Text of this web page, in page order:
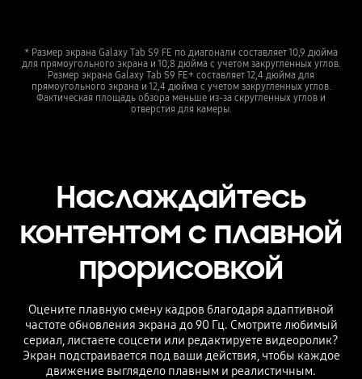
* Размер экрана Galaxy Tab S9 FE по диагонали составляет 10,9 дюйма
для прямоугольного экрана и 10,8 дюйма с учетом закругленных углов.
Размер экрана Galaxy Tab S9 FE+ составляет 12,4 дюйма для
прямоугольного экрана и 12,4 дюйма с учетом закругленных углов.
Фактическая площадь обзора меньше из-за скругленных углов и
отверстия для камеры.
Наслаждайтесь
контентом с плавной
прорисовкой
Оцените плавную смену кадров благодаря адаптивной
частоте обновления экрана до 90 Гц. Смотрите любимый
сериал, листаете соцсети или редактируете видеоролик?
Экран подстраивается под ваши действия, чтобы каждое
движение выглядело плавным и реалистичным.